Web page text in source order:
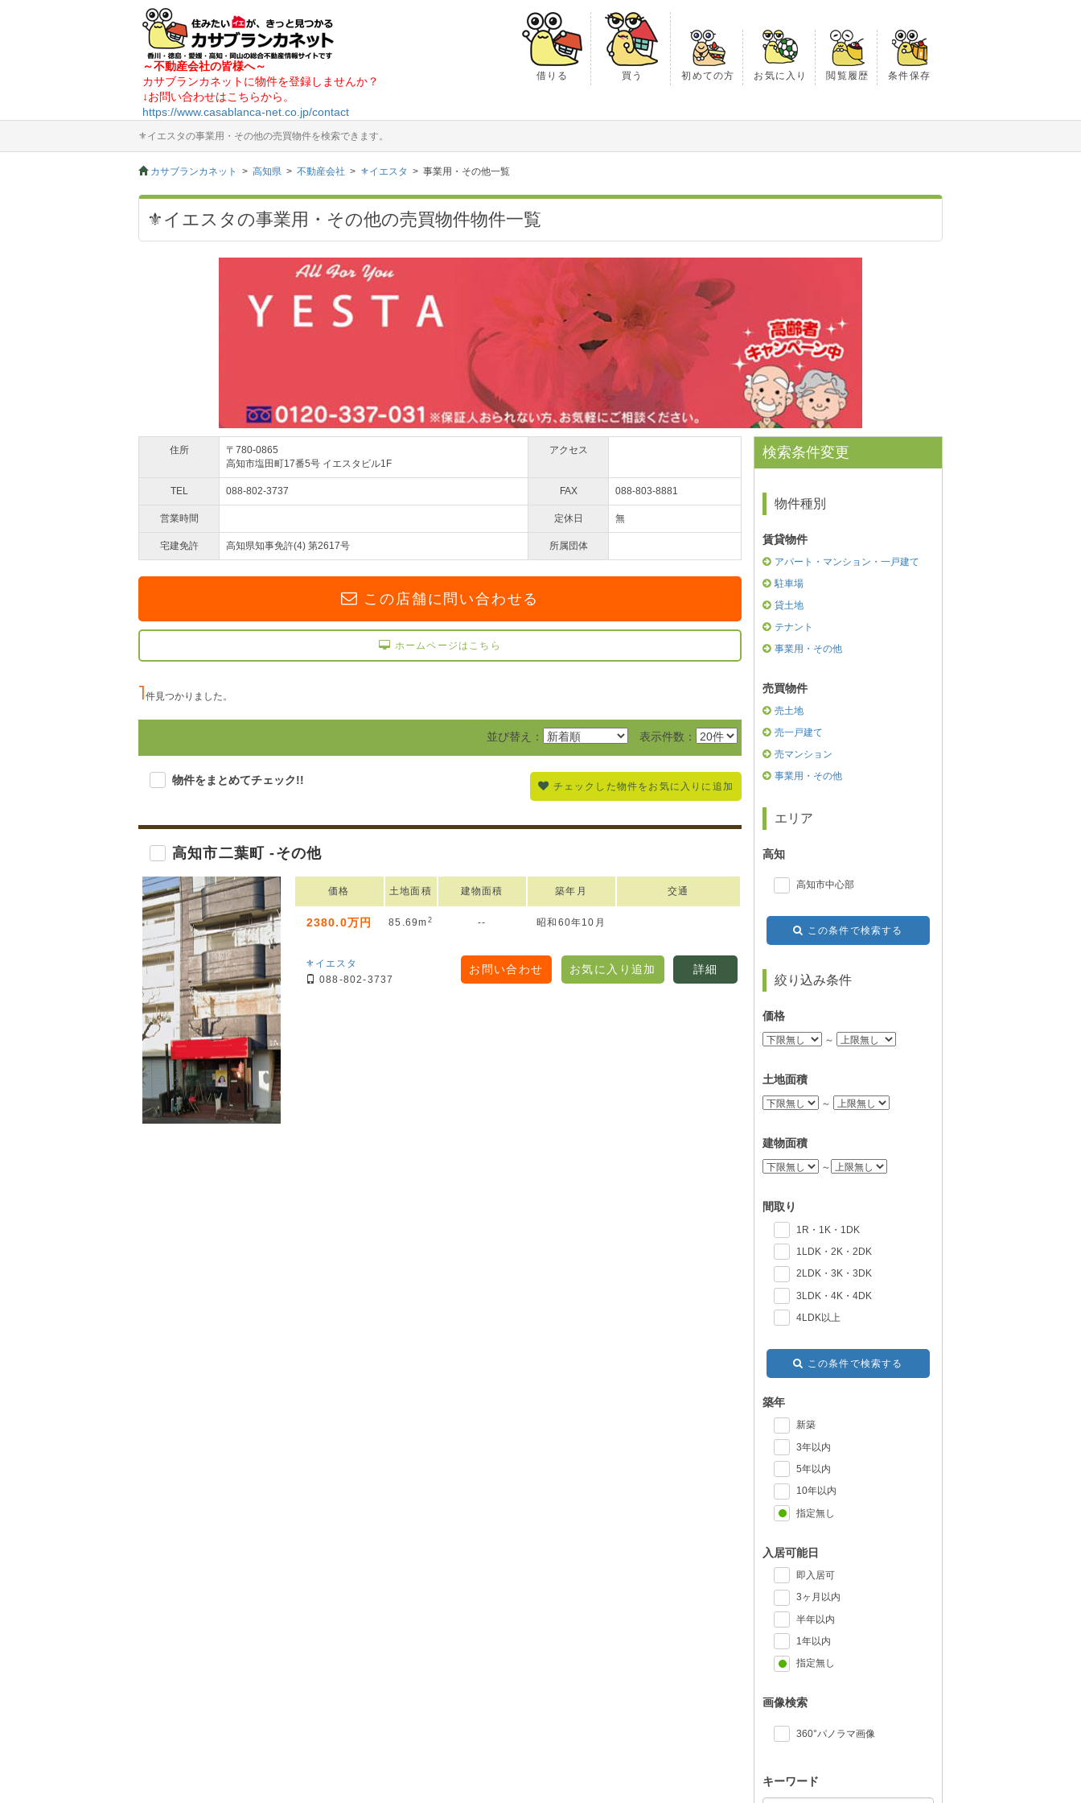
～不動産会社の皆様へ～
カサブランカネットに物件を登録しませんか？
↓お問い合わせはこちらから。
https://www.casablanca-net.co.jp/contact
借りる 買う 初めての方 お気に入り 閲覧履歴 条件保存
⚜イエスタの事業用・その他の売買物件を検索できます。
カサブランカネット 高知県 不動産会社 ⚜イエスタ 事業用・その他一覧
⚜イエスタの事業用・その他の売買物件物件一覧
住所
〒780-0865
高知市塩田町17番5号 イエスタビル1F
アクセス
TEL 088-802-3737 FAX 088-803-8881
営業時間 定休日 無
宅建免許 高知県知事免許(4) 第2617号 所属団体
この店舗に問い合わせる
ホームページはこちら
1件見つかりました。
並び替え： 表示件数：
物件をまとめてチェック!!
チェックした物件をお気に入りに追加
高知市二葉町 -その他
価格 土地面積 建物面積 築年月 交通
2380.0万円 85.69m 2 -- 昭和60年10月
⚜イエスタ
088-802-3737
お問い合わせ お気に入り追加 詳細
検索条件変更
物件種別
賃貸物件
アパート・マンション・一戸建て
駐車場
貸土地
テナント
事業用・その他
売買物件
売土地
売一戸建て
売マンション
事業用・その他
エリア
高知
高知市中心部
この条件で検索する
絞り込み条件
価格
～
土地面積
～
建物面積
～
間取り
1R・1K・1DK
1LDK・2K・2DK
2LDK・3K・3DK
3LDK・4K・4DK
4LDK以上
この条件で検索する
築年
新築
3年以内
5年以内
10年以内
指定無し
入居可能日
即入居可
3ヶ月以内
半年以内
1年以内
指定無し
画像検索
360°パノラマ画像
キーワード